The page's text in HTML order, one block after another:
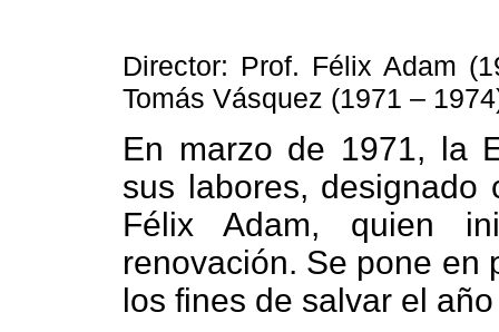
Director: Prof. Félix Adam
Tomás Vásquez (1971 –
En marzo de 1971, la
sus labores, designado
Félix Adam, quien
renovación. Se pone en
los fines de salvar el